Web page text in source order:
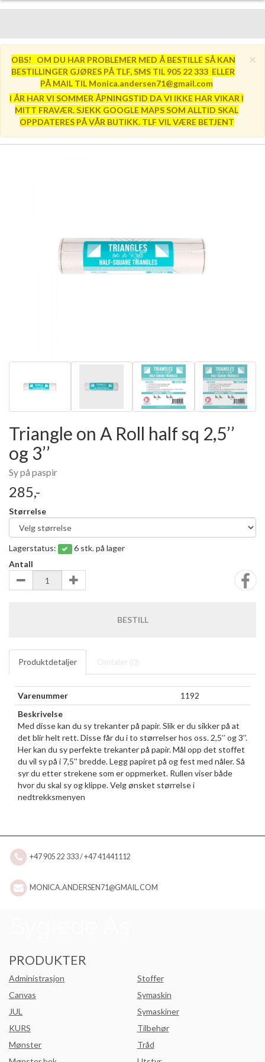
×
OBS! OM DU HAR PROBLEMER MED Å BESTILLE SÅ KAN
BESTILLINGER GJØRES PÅ TLF, SMS TIL 905 22 333 ELLER
PÅ MAIL TIL Monica.andersen71@gmail.com
I ÅR HAR VI SOMMER ÅPNINGSTID DA VI IKKE HAR VIKAR I
MITT FRAVÆR. SJEKK GOOGLE MAPS SOM ALLTID SKAL
OPPDATERES PÅ VÅR BUTIKK. TLF VIL VÆRE BETJENT
Triangle on A Roll half sq 2,5’’
og 3’’
Sy på paspir
285,-
Størrelse
Lagerstatus:
6 stk. på lager
Antall
BESTILL
Produktdetaljer Omtaler (0)
Varenummer
1192
Beskrivelse
Med disse kan du sy trekanter på papir. Slik er du sikker på at
det blir helt rett. Disse får du i to størrelser hos oss. 2,5’’ og 3’’.
Her kan du sy perfekte trekanter på papir. Mål opp det stoffet
du vil sy på i 7,5'' bredde. Legg papiret på og fest med nåler. Så
syr du etter strekene som er oppmerket. Rullen viser både
hvor du skal sy og klippe. Velg ønsket størrelse i
nedtrekksmenyen
+47 905 22 333 / +47 41441112
MONICA.ANDERSEN71@GMAIL.COM
PRODUKTER
Administrasjon
Canvas
JUL
KURS
Mønster
Stoffer
Symaskin
Symaskiner
Tilbehør
Tråd